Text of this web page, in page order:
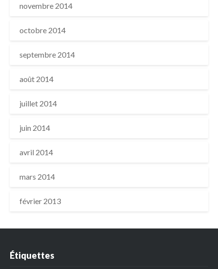
novembre 2014
octobre 2014
septembre 2014
août 2014
juillet 2014
juin 2014
avril 2014
mars 2014
février 2013
Étiquettes